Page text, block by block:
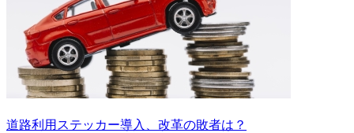
道路利用ステッカー導入、改革の敗者は？